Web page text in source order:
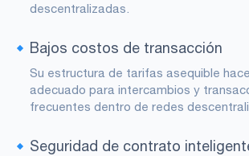
descentralizadas.
Bajos costos de transacción
Su estructura de tarifas asequible
adecuado para intercambios y
frecuentes dentro de redes
Seguridad de contrato